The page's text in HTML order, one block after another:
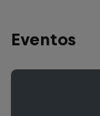
Eventos